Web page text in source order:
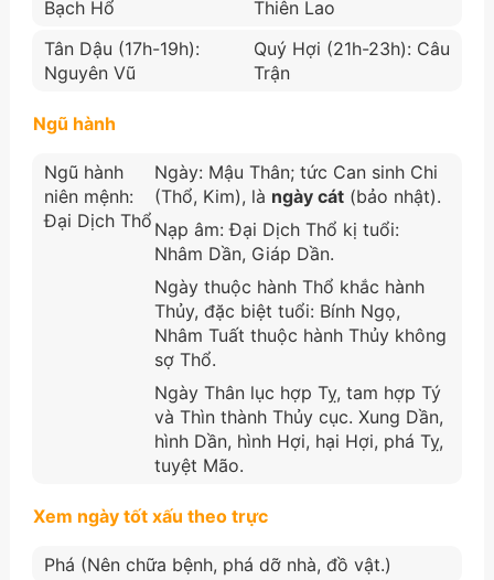
Bạch Hổ
Thiên Lao
Tân Dậu (17h-19h):
Nguyên Vũ
Quý Hợi (21h-23h): Câu
Trận
Ngũ hành
Ngũ hành
niên mệnh:
Đại Dịch Thổ
Ngày: Mậu Thân; tức Can sinh Chi
(Thổ, Kim), là ngày cát(bảo nhật).
Nạp âm: Đại Dịch Thổ kị tuổi:
Nhâm Dần, Giáp Dần.
Ngày thuộc hành Thổ khắc hành
Thủy, đặc biệt tuổi: Bính Ngọ,
Nhâm Tuất thuộc hành Thủy không
sợ Thổ.
Ngày Thân lục hợp Tỵ, tam hợp Tý
và Thìn thành Thủy cục. Xung Dần,
hình Dần, hình Hợi, hại Hợi, phá Tỵ,
tuyệt Mão.
Xem ngày tốt xấu theo trực
Phá (Nên chữa bệnh, phá dỡ nhà, đồ vật.)